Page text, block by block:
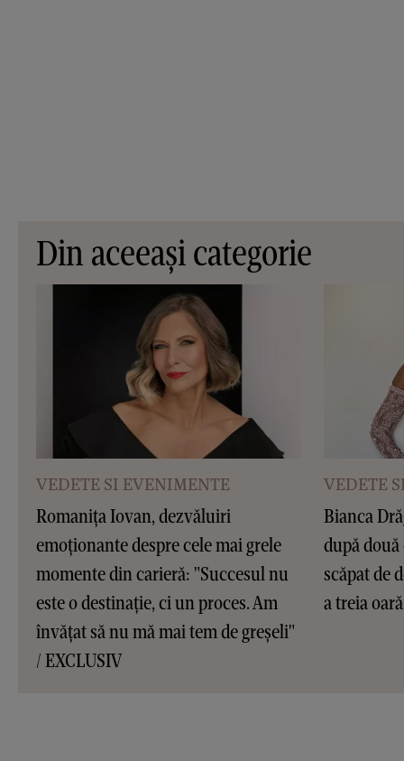
Din aceeași categorie
VEDETE SI EVENIMENTE
Romanița Iovan, dezvăluiri
emoționante despre cele mai grele
momente din carieră: "Succesul nu
este o destinație, ci un proces. Am
învățat să nu mă mai tem de greșeli"
/ EXCLUSIV
VEDETE
Bianca
după
scăpat de
a treia